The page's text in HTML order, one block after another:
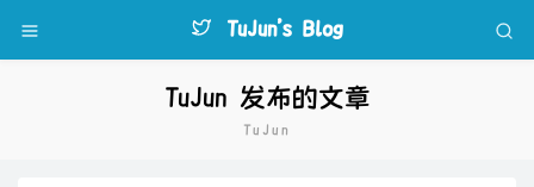
TuJun's Blog
TuJun 发布的文章
TuJun